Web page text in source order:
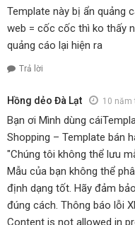
Template này bị ẩn quảng
web = cốc cốc thì ko thấy
quảng cáo lại hiện ra
Trả lời
Hồng dẻo Đà Lạt 10 năm
Bạn ơi Mình dùng
Shopping – Template bán
"Chúng tôi không thể lưu
Mẫu của bạn không thể
định dạng tốt. Hãy đảm
đúng cách. Thông báo lỗi
Content is not allowed in